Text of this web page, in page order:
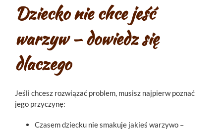
Dziecko nie chce jeść
warzyw – dowiedz się
dlaczego
Jeśli chcesz rozwiązać problem, musisz najpierw poznać
jego przyczynę:
Czasem dziecku nie smakuje jakieś warzywo –